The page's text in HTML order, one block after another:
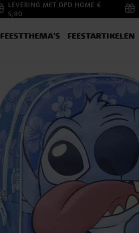
LEVERING MET DPD HOME €
5,90
FEESTTHEMA'S FEESTARTIKELEN